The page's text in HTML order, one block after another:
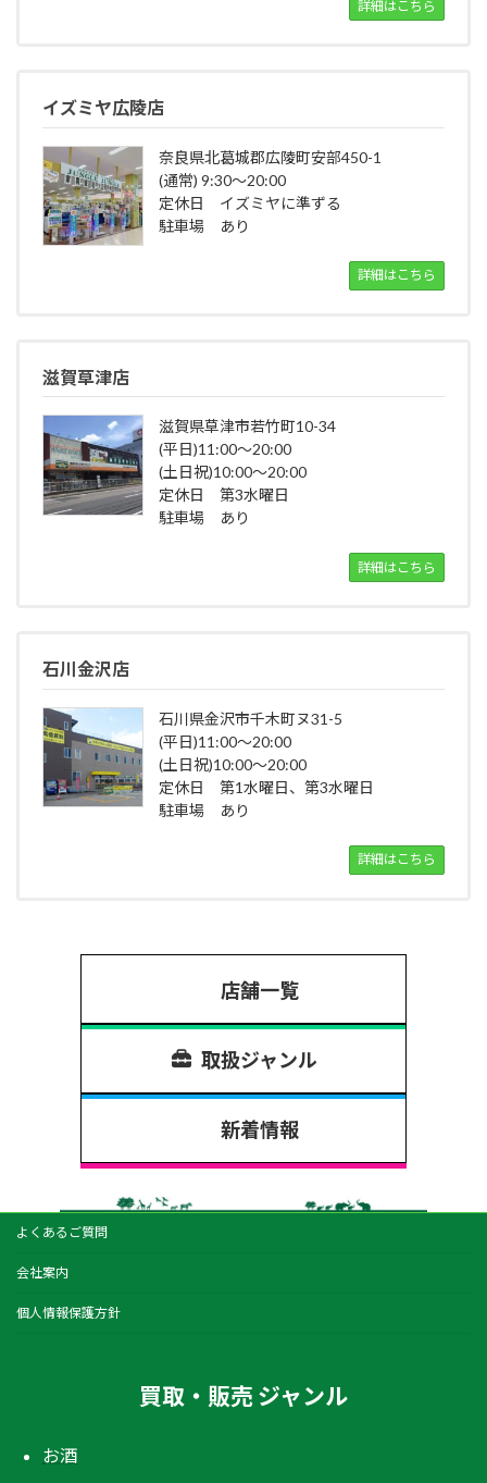
詳細はこちら
イズミヤ広陵店
奈良県北葛城郡広陵町安部450-1
(通常) 9:30～20:00
定休日 イズミヤに準ずる
駐車場 あり
詳細はこちら
滋賀草津店
滋賀県草津市若竹町10-34
(平日)11:00～20:00
(土日祝)10:00～20:00
定休日 第3水曜日
駐車場 あり
詳細はこちら
石川金沢店
石川県金沢市千木町ヌ31-5
(平日)11:00～20:00
(土日祝)10:00～20:00
定休日 第1水曜日、第3水曜日
駐車場 あり
詳細はこちら
店舗一覧
取扱ジャンル
新着情報
よくあるご質問
会社案内
個人情報保護方針
買取・販売 ジャンル
お酒